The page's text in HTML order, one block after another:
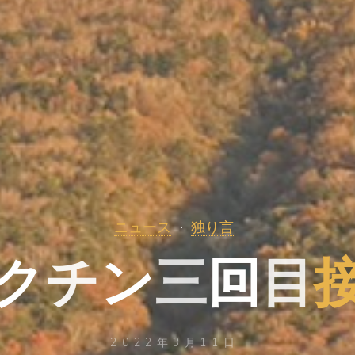
ニュース 独り言
チン三回目
2022年3月11日